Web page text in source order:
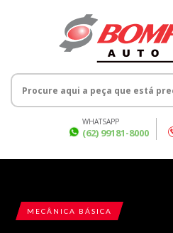
WHATSAPP
(62) 99181-8000
MECÂNICA BÁSICA